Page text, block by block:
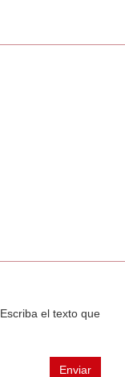
Escriba el texto que
Enviar